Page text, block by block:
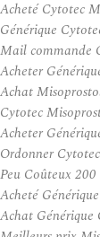
Acheté Cytotec
Générique
Mail commande
Acheter
Achat
Cytotec
Acheter
Ordonner
Peu Coûteux
Acheté
Achat Générique